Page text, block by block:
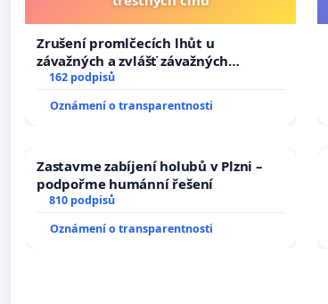
Zrušení promlčecích lhůt u
závažných a zvlášť závažných
trestných činů
162 podpisů
Oznámení o transparentnosti
Zastavme zabíjení holubů v Plzni –
podpořme humánní řešení
810 podpisů
Oznámení o transparentnosti